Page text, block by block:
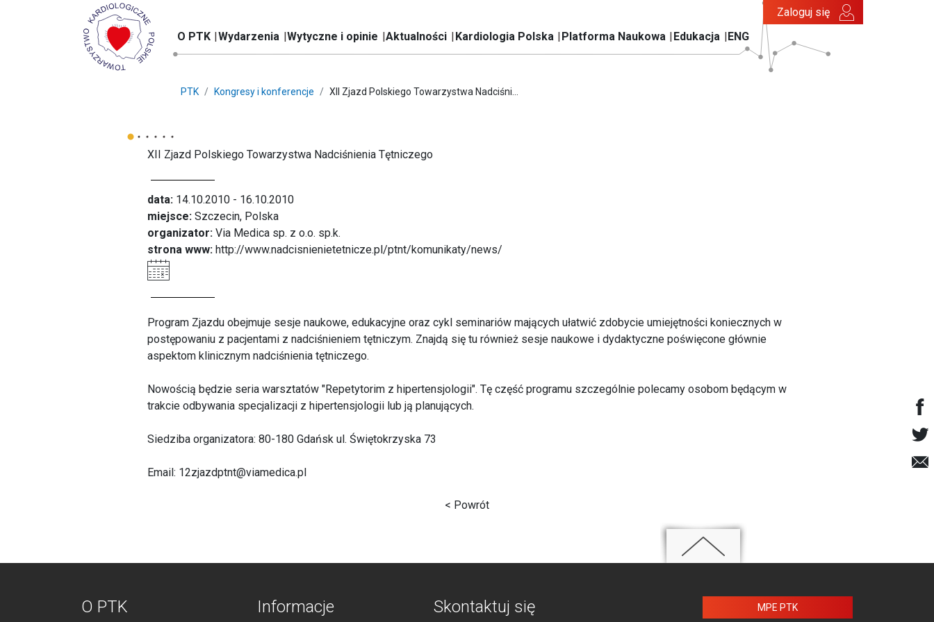
O PTK Wydarzenia Wytyczne i opinie Aktualności Kardiologia Polska Platforma Naukowa Edukacja ENG
Zaloguj się
PTK Kongresy i konferencje XII Zjazd Polskiego Towarzystwa Nadciśni...
XII Zjazd Polskiego Towarzystwa Nadciśnienia Tętniczego
data: 14.10.2010 - 16.10.2010
miejsce: Szczecin, Polska
organizator: Via Medica sp. z o.o. sp.k.
strona www: http://www.nadcisnienietetnicze.pl/ptnt/komunikaty/news/
Program Zjazdu obejmuje sesje naukowe, edukacyjne oraz cykl seminariów mających ułatwić zdobycie umiejętności koniecznych w
postępowaniu z pacjentami z nadciśnieniem tętniczym. Znajdą się tu również sesje naukowe i dydaktyczne poświęcone głównie
aspektom klinicznym nadciśnienia tętniczego.
Nowością będzie seria warsztatów "Repetytorim z hipertensjologii". Tę część programu szczególnie polecamy osobom będącym w
trakcie odbywania specjalizacji z hipertensjologii lub ją planujących.
Siedziba organizatora: 80-180 Gdańsk ul. Świętokrzyska 73
Email: 12zjazdptnt@viamedica.pl
< Powrót
O PTK Informacje
Skontaktuj się
MPE PTK